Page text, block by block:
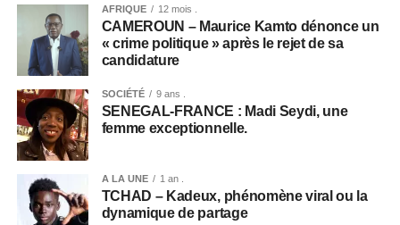
AFRIQUE 12 mois .
CAMEROUN – Maurice Kamto dénonce un
« crime politique » après le rejet de sa
candidature
SOCIÉTÉ 9 ans .
SENEGAL-FRANCE : Madi Seydi, une
femme exceptionnelle.
A LA UNE 1 an .
TCHAD – Kadeux, phénomène viral ou la
dynamique de partage